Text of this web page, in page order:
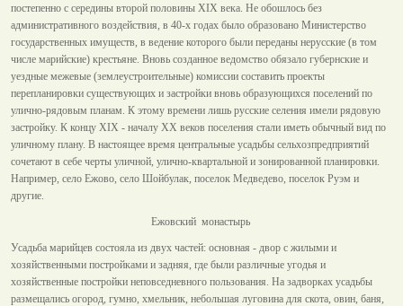
постепенно с середины второй половины XIX века. Не обошлось без
административного воздействия, в 40-х годах было образовано Министерство
государственных имуществ, в ведение которого были переданы нерусские (в том
числе марийские) крестьяне. Вновь созданное ведомство обязало губернские и
уездные межевые (землеустроительные) комиссии составить проекты
перепланировки существующих и застройки вновь образующихся поселений по
улично-рядовым планам. К этому времени лишь русские селения имели рядовую
застройку. К концу XIX - началу XX веков поселения стали иметь обычный вид по
уличному плану. В настоящее время центральные усадьбы сельхозпредприятий
сочетают в себе черты уличной, улично-квартальной и зонированной планировки.
Например, село Ежово, село Шойбулак, поселок Медведево, поселок Руэм и
другие.
Ежовский монастырь
Усадьба марийцев состояла из двух частей: основная - двор с жилыми и
хозяйственными постройками и задняя, где были различные угодья и
хозяйственные постройки неповседневного пользования. На задворках усадьбы
размещались огород, гумно, хмельник, небольшая луговина для скота, овин, баня,